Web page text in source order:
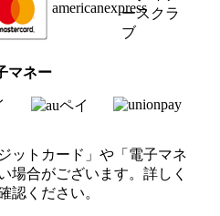
マネー
ットカード」や「電子マネ
場合がございます。詳しく
認ください。